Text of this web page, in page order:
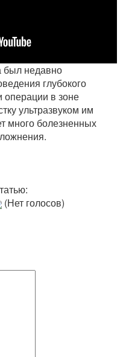
был недавно
глубокого
операции в зоне
ультразвуком им
много болезненных
(Нет голосов)